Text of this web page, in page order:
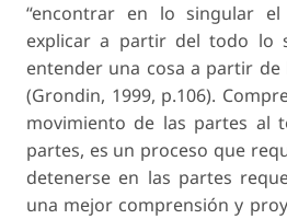
“encontrar en lo singular
explicar a partir del todo lo
entender una cosa a partir de
(Grondin, 1999, p.106).
movimiento de las partes al
partes, es un proceso que
detenerse en las partes
una mejor comprensión y